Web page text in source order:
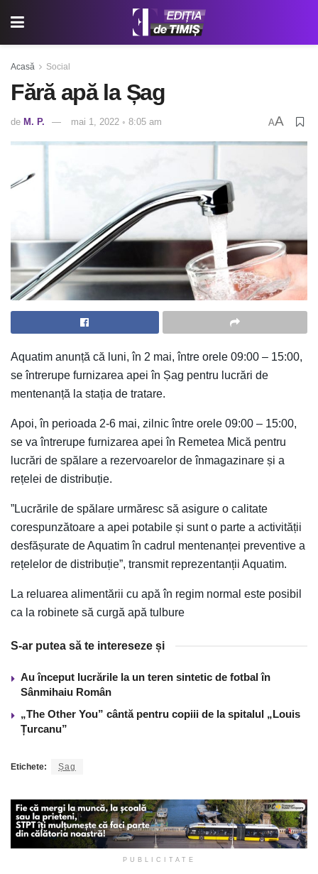
Acasă Social
Fără apă la Șag
de M. P. mai 1, 2022 ◦ 8:05 am AA
Aquatim anunță că luni, în 2 mai, între orele 09:00 – 15:00,
se întrerupe furnizarea apei în Șag pentru lucrări de
mentenanță la stația de tratare.
Apoi, în perioada 2-6 mai, zilnic între orele 09:00 – 15:00,
se va întrerupe furnizarea apei în Remetea Mică pentru
lucrări de spălare a rezervoarelor de înmagazinare și a
rețelei de distribuție.
”Lucrările de spălare urmăresc să asigure o calitate
corespunzătoare a apei potabile și sunt o parte a activității
desfășurate de Aquatim în cadrul mentenanței preventive a
rețelelor de distribuție”, transmit reprezentanții Aquatim.
La reluarea alimentării cu apă în regim normal este posibil
ca la robinete să curgă apă tulbure
S-ar putea să te intereseze și
Au început lucrările la un teren sintetic de fotbal în
Sânmihaiu Român
„The Other You” cântă pentru copiii de la spitalul „Louis
Țurcanu”
Etichete: Șag
PUBLICITATE